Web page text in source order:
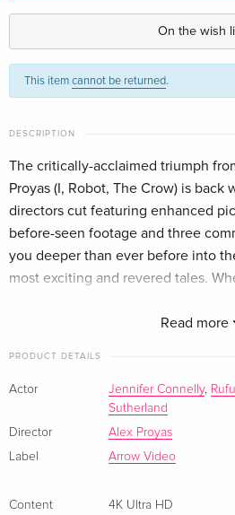
On the wish
This itemcannot be returned.
DESCRIPTION
Read more
The critically-acclaimed triumph
Proyas (I, Robot, The Crow) is back
directors cut featuring enhanced
before-seen footage and three
you deeper than ever before into
most exciting and revered tales.
himself hunted by the police, a
PRODUCT DETAILS
Actor Jennifer Connelly,
Sutherland
Director
Alex Proyas
Label
Arrow Video
Content
4K Ultra HD